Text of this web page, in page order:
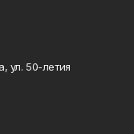
ул. 50-летия